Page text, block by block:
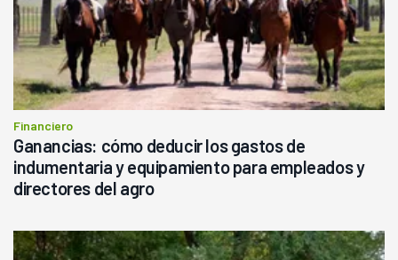
Financiero
Ganancias: cómo deducir los gastos de
indumentaria y equipamiento para empleados y
directores del agro